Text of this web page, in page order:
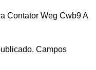
Contator Weg Cwb9 A
Campos